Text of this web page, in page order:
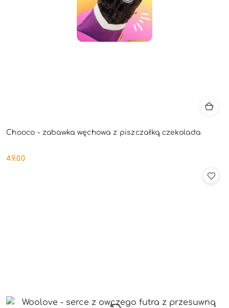
Chooco - zabawka węchowa z piszczałką czekolada
Cena:
49.00